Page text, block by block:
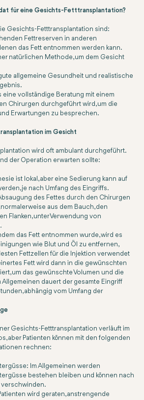
für eine Gesichts-Fetttransplantation?
Gesichts-Fetttransplantation sind:
Fettreserven in anderen
das Fett entnommen werden kann.
natürlichen Methode, um dem Gesicht
allgemeine Gesundheit und realistische
eine vollständige Beratung mit einem
Chirurgen durchgeführt wird, um die
Erwartungen zu besprechen.
im Gesicht
wird oft ambulant durchgeführt.
der Operation erwarten sollte:
ist lokal, aber eine Sedierung kann auf
je nach Umfang des Eingriffs.
des Fettes durch den Chirurgen
aus dem Bauch, den
Flanken, unter Verwendung von
das Fett entnommen wurde, wird es
wie Blut und Öl zu entfernen,
Fettzellen für die Injektion verwendet
Fett wird dann in die gewünschten
um das gewünschte Volumen und die
Allgemeinen dauert der gesamte Eingriff
abhängig vom Umfang der
Gesichts-Fetttransplantation verläuft im
aber Patienten können mit den folgenden
rechnen:
Im Allgemeinen werden
bestehen bleiben und können nach
wird geraten, anstrengende